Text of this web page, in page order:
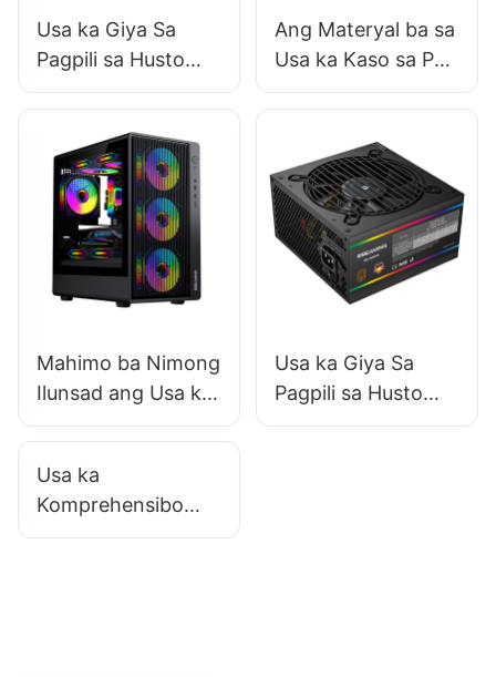
Usa ka Giya Sa
Pagpili sa Husto
nga Gidak-on nga
Ang Materyal ba sa
Usa ka Kaso sa PC
Makaapektar sa
Mahimo ba Nimong
Ilunsad ang Usa ka
Pribado - Label nga
PC?
Usa ka Giya Sa
Pagpili sa Husto
nga Wattage Para
Usa ka
Komprehensibo
nga Giya Sa